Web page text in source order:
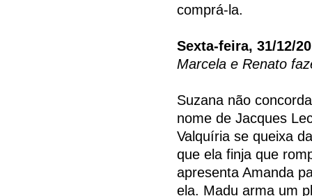
comprá-la.
Sexta-feira, 31/12/
Marcela e Renato
Suzana não
nome de Jacques
Valquíria se queixa
que ela finja que
apresenta Amanda
ela. Madu arma um